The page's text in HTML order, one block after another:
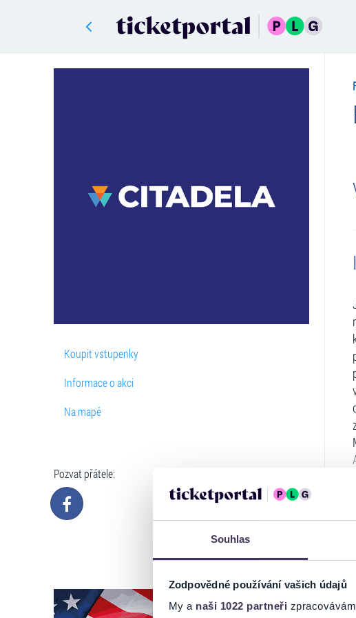
Souhlas
Zodpovědné používání vašich údajů
My a naši 1022 partneři
Koupit vstupenky
Informace o akci
Na mapě
Pozvat přátele: